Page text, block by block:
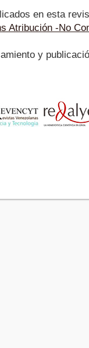
en esta
Atribución -No
y